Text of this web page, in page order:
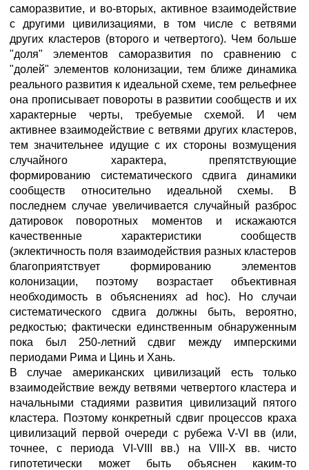
саморазвитие, и во-вторых, активное взаимодействие
с другими цивилизациями, в том числе с ветвями
других кластеров (второго и четвертого). Чем больше
"доля" элементов саморазвития по сравнению с
"долей" элементов колонизации, тем ближе динамика
реального развития к идеальной схеме, тем рельефнее
она прописывает повороты в развитии сообществ и их
характерные черты, требуемые схемой. И чем
активнее взаимодействие с ветвями других кластеров,
тем значительнее идущие с их стороны возмущения
случайного характера, препятствующие
формированию систематического сдвига динамики
сообществ относительно идеальной схемы. В
последнем случае увеличивается случайный разброс
датировок поворотных моментов и искажаются
качественные характеристики сообществ
(эклектичность поля взаимодействия разных кластеров
благоприятствует формированию элементов
колонизации, поэтому возрастает объективная
необходимость в объяснениях ad hoc). Но случаи
систематического сдвига должны быть, вероятно,
редкостью; фактически единственным обнаруженным
пока был 250-летний сдвиг между имперскими
периодами Рима и Цинь и Хань.
В случае американских цивилизаций есть только
взаимодействие вежду ветвями четвертого кластера и
начальными стадиями развития цивилизаций пятого
кластера. Поэтому конкретный сдвиг процессов краха
цивилизаций первой очереди с рубежа V-VI вв (или,
точнее, с периода VI-VIII вв.) на VIII-X вв. чисто
гипотетически может быть объяснен каким-то